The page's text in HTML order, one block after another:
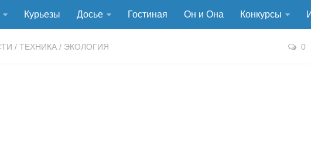
Курьезы Досье Гостиная Он и Она Конкурсы
/ ТЕХНИКА / ЭКОЛОГИЯ 0